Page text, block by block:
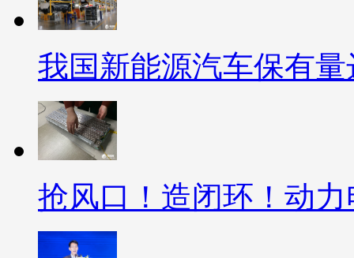
我国新能源汽车保有
抢风口！造闭环！动